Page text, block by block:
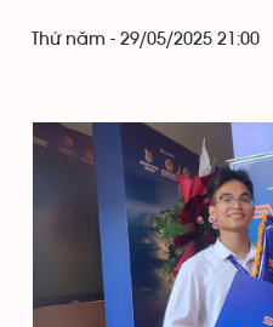
Thứ năm - 29/05/2025 21:00